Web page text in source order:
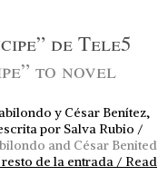
de Tele5
to novel
y César Benítez,
por Salva Rubio /
and César Benited
de la entrada / Read